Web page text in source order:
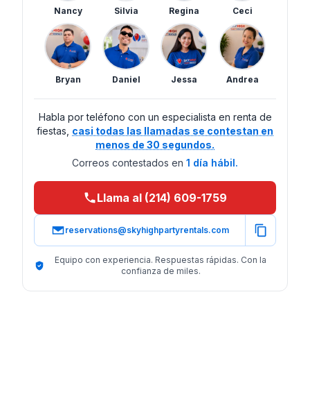
Nancy Silvia Regina Ceci
Bryan Daniel Jessa Andrea
Habla por teléfono con un especialista en renta de
fiestas, casi todas las llamadas se contestan en
menos de 30 segundos.
Correos contestados en 1 día hábil.
Llama al (214) 609-1759
reservations@skyhighpartyrentals.com
Equipo con experiencia. Respuestas rápidas. Con la
confianza de miles.